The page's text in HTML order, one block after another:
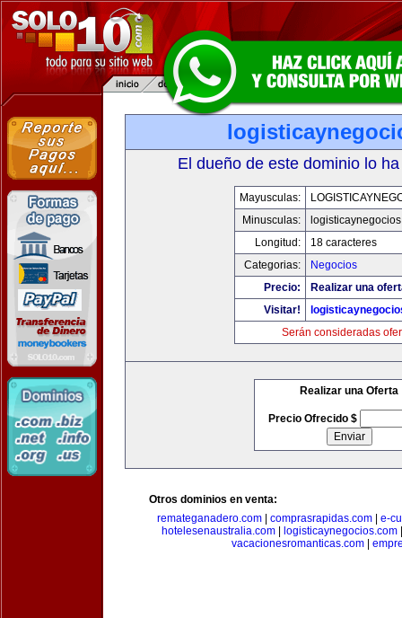
El dueño de este dominio lo
Mayusculas:
Minusculas:
Longitud:
18 caracteres
Categorias:
Negocios
Precio:
Realizar una
Visitar!
Serán consideradas
Realizar una Oferta
Precio Ofrecido $
Otros dominios en venta:
remateganadero.com
comprasrapidas.com
e-
hotelesenaustralia.com| logisticaynegocios.com
vacacionesromanticas.com|